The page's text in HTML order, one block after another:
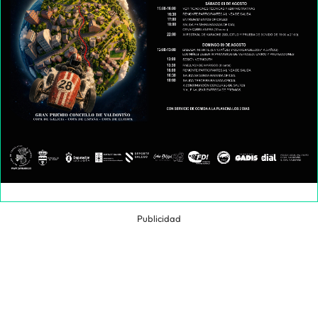
Publicidad